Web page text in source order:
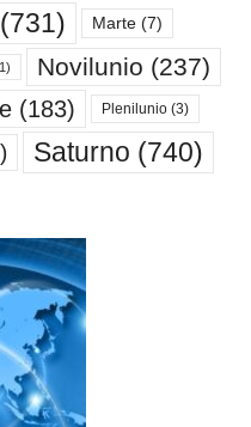
(731) Marte (7)
Novilunio (237)
(183) Plenilunio (3)
Saturno (740)